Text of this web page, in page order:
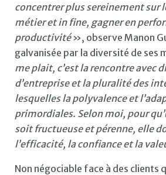
concentrer plus sereinement sur
métier et in fine, gagner en
productivité», observe Manon
galvanisée par la diversité de ses
me plait, c’est la rencontre avec
d’entreprise et la pluralité des
lesquelles la polyvalence et
primordiales. Selon moi, pour
soit fructueuse et pérenne, elle
l’efficacité, la confiance et la
Non négociable face à des clients